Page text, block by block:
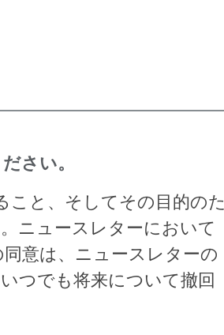
さい。
こと、そしてその目的のた
ニュースレターにおいて
意は、ニュースレターの
つでも将来について撤回